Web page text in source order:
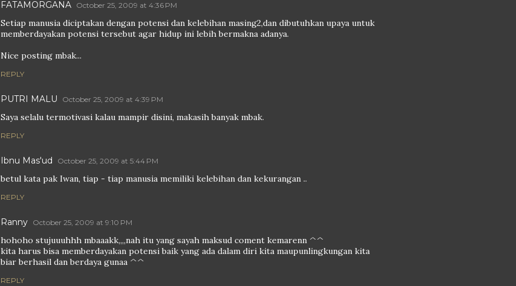
FATAMORGANA October 25, 2009 at 4:36 PM
Setiap manusia diciptakan dengan potensi dan kelebihan masing2,dan dibutuhkan upaya untuk
memberdayakan potensi tersebut agar hidup ini lebih bermakna adanya.
Nice posting mbak...
REPLY
PUTRI MALU October 25, 2009 at 4:39 PM
Saya selalu termotivasi kalau mampir disini, makasih banyak mbak.
REPLY
Ibnu Mas'ud October 25, 2009 at 5:44 PM
betul kata pak Iwan, tiap - tiap manusia memiliki kelebihan dan kekurangan ..
REPLY
Ranny October 25, 2009 at 9:10 PM
hohoho stujuuuhhh mbaaakk,,,,nah itu yang sayah maksud coment kemarenn ^^
kita harus bisa memberdayakan potensi baik yang ada dalam diri kita maupunlingkungan kita
biar berhasil dan berdaya gunaa ^^
REPLY